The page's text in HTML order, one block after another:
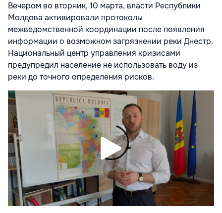
Вечером во вторник, 10 марта, власти Республики
Молдова активировали протоколы
межведомственной координации после появления
информации о возможном загрязнении реки Днестр.
Национальный центр управления кризисами
предупредил население не использовать воду из
реки до точного определения рисков.